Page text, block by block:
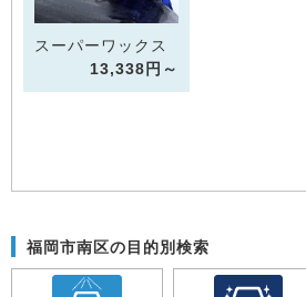
スーパーワックス
13,338円～
福岡市南区の目的別検索